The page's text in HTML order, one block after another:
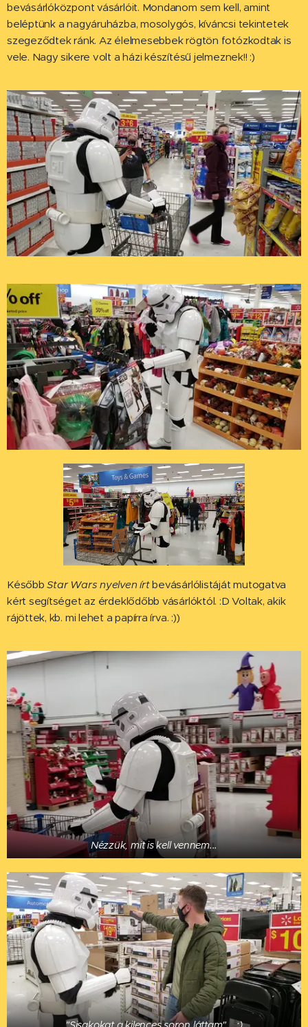
bevásárlóközpont vásárlóit. Mondanom sem kell, amint
beléptünk a nagyáruházba, mosolygós, kíváncsi tekintetek
szegeződtek ránk. Az élelmesebbek rögtön fotózkodtak is
vele. Nagy sikere volt a házi készítésű jelmeznek!! :)
KésőbbStar Wars nyelven írtbevásárlólistáját mutogatva
kért segítséget az érdeklődőbb vásárlóktól. :D Voltak, akik
rájöttek, kb. mi lehet a papírra írva. :))
Nézzük, mit is kell vennem...